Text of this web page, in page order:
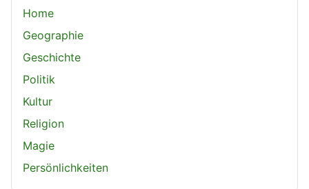
Home
Geographie
Geschichte
Politik
Kultur
Religion
Magie
Persönlichkeiten